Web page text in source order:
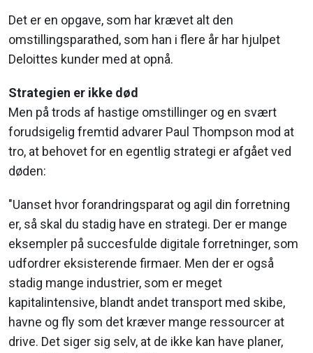
Det er en opgave, som har krævet alt den
omstillingsparathed, som han i flere år har hjulpet
Deloittes kunder med at opnå.
Strategien er ikke død
Men på trods af hastige omstillinger og en svært
forudsigelig fremtid advarer Paul Thompson mod at
tro, at behovet for en egentlig strategi er afgået ved
døden:
"Uanset hvor forandringsparat og agil din forretning
er, så skal du stadig have en strategi. Der er mange
eksempler på succesfulde digitale forretninger, som
udfordrer eksisterende firmaer. Men der er også
stadig mange industrier, som er meget
kapitalintensive, blandt andet transport med skibe,
havne og fly som det kræver mange ressourcer at
drive. Det siger sig selv, at de ikke kan have planer,